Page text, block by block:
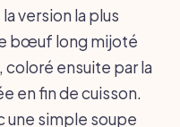
version la plus
bœuf long mijoté
coloré ensuite par la
en fin de cuisson.
une simple soupe